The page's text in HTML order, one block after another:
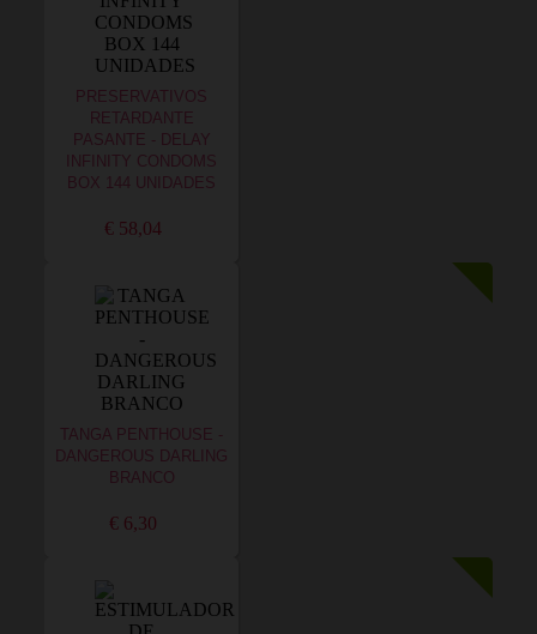
PRESERVATIVOS
RETARDANTE
PASANTE - DELAY
INFINITY CONDOMS
BOX 144 UNIDADES
€ 58,04
TANGA PENTHOUSE -
DANGEROUS DARLING
BRANCO
€ 6,30